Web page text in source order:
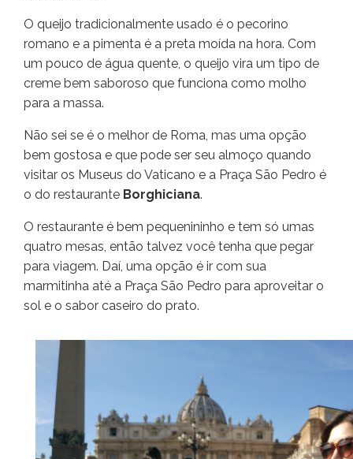
O queijo tradicionalmente usado é o pecorino
romano e a pimenta é a preta moída na hora. Com
um pouco de água quente, o queijo vira um tipo de
creme bem saboroso que funciona como molho
para a massa.
Não sei se é o melhor de Roma, mas uma opção
bem gostosa e que pode ser seu almoço quando
visitar os Museus do Vaticano e a Praça São Pedro é
o do restaurante Borghiciana.
O restaurante é bem pequenininho e tem só umas
quatro mesas, então talvez você tenha que pegar
para viagem. Daí, uma opção é ir com sua
marmitinha até a Praça São Pedro para aproveitar o
sol e o sabor caseiro do prato.